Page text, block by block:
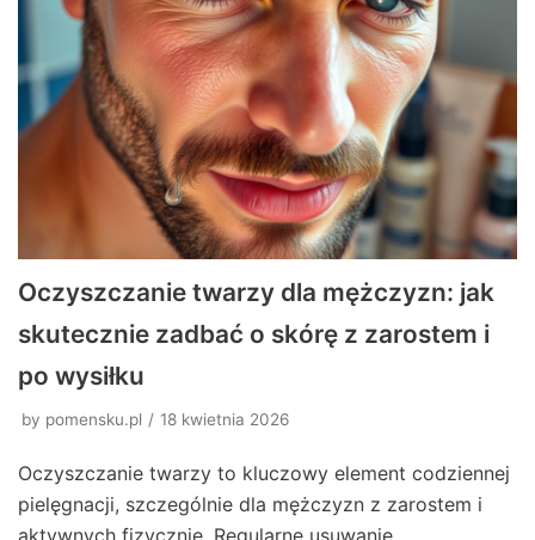
Oczyszczanie twarzy dla mężczyzn: jak
skutecznie zadbać o skórę z zarostem i
po wysiłku
by pomensku.pl 18 kwietnia 2026
Oczyszczanie twarzy to kluczowy element codziennej
pielęgnacji, szczególnie dla mężczyzn z zarostem i